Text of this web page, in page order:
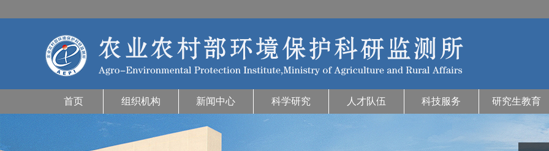
首页 组织机构 新闻中心 科学研究 人才队伍 科技服务 研究生教育